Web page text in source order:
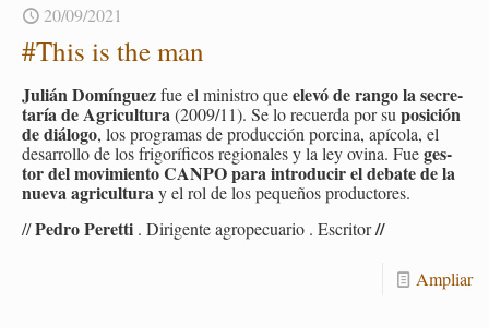
20/09/2021
#This is the man
Ju­lián Do­mín­guezfue el mi­nis­tro queelevó de rango la se­cre­
ta­ría de Agri­cul­tu­ra(2009/11). Se lo re­cuer­da por supo­si­ción
de diá­lo­go, los pro­gra­mas de pro­duc­ción por­ci­na, apí­co­la, el
desa­rro­llo de los fri­go­rí­fi­cos re­gio­na­les y la ley ovina. Fueges­
tor del mo­vi­mien­to CANPO para in­tro­du­cir el de­ba­te de la
nueva agri­cul­tu­ray el rol de los pe­que­ños pro­duc­to­res.
//Pedro Pe­ret­ti . Di­ri­gen­te agro­pe­cua­rio . Es­cri­tor//
Am­pliar